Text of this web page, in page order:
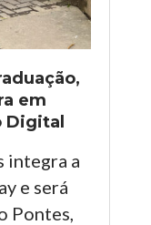
em
Digital
integra a
e será
Pontes,